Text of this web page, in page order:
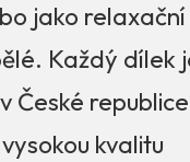
jako
Každý dílek
České
kvalitu